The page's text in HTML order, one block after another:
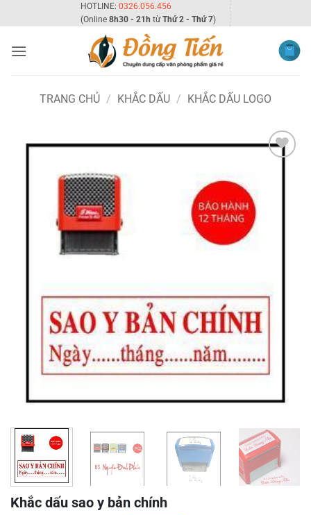
qua
dung
HOTLINE: 0326.056.456
(Online 8h30 - 21h từThứ 2 - Thứ 7)
TRANG CHỦ / KHẮC DẤU / KHẮC DẤU LOGO
Khắc dấu sao y bản chính